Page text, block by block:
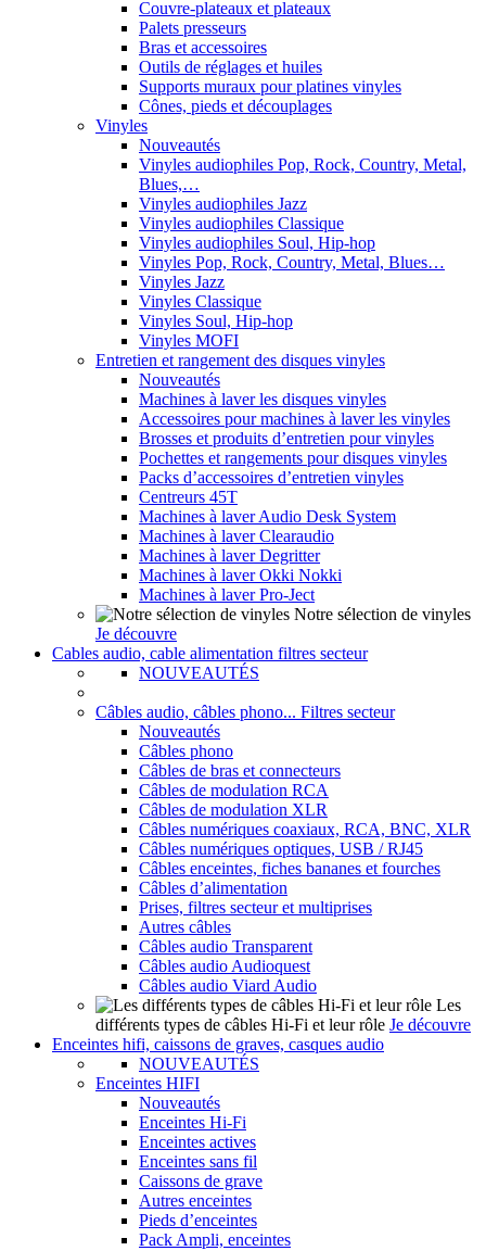
Couvre-plateaux et plateaux
Palets presseurs
Bras et accessoires
Outils de réglages et huiles
Supports muraux pour platines vinyles
Cônes, pieds et découplages
Vinyles
Nouveautés
Vinyles audiophiles Pop, Rock, Country, Metal,
Blues,…
Vinyles audiophiles Jazz
Vinyles audiophiles Classique
Vinyles audiophiles Soul, Hip-hop
Vinyles Pop, Rock, Country, Metal, Blues…
Vinyles Jazz
Vinyles Classique
Vinyles Soul, Hip-hop
Vinyles MOFI
Entretien et rangement des disques vinyles
Nouveautés
Machines à laver les disques vinyles
Accessoires pour machines à laver les vinyles
Brosses et produits d’entretien pour vinyles
Pochettes et rangements pour disques vinyles
Packs d’accessoires d’entretien vinyles
Centreurs 45T
Machines à laver Audio Desk System
Machines à laver Clearaudio
Machines à laver Degritter
Machines à laver Okki Nokki
Machines à laver Pro-Ject
Notre sélection de vinyles
Je découvre
Cables audio, cable alimentation filtres secteur
NOUVEAUTÉS
Câbles audio, câbles phono... Filtres secteur
Nouveautés
Câbles phono
Câbles de bras et connecteurs
Câbles de modulation RCA
Câbles de modulation XLR
Câbles numériques coaxiaux, RCA, BNC, XLR
Câbles numériques optiques, USB / RJ45
Câbles enceintes, fiches bananes et fourches
Câbles d’alimentation
Prises, filtres secteur et multiprises
Autres câbles
Câbles audio Transparent
Câbles audio Audioquest
Câbles audio Viard Audio
Les
différents types de câbles Hi-Fi et leur rôle Je découvre
Enceintes hifi, caissons de graves, casques audio
NOUVEAUTÉS
Enceintes HIFI
Nouveautés
Enceintes Hi-Fi
Enceintes actives
Enceintes sans fil
Caissons de grave
Autres enceintes
Pieds d’enceintes
Pack Ampli, enceintes